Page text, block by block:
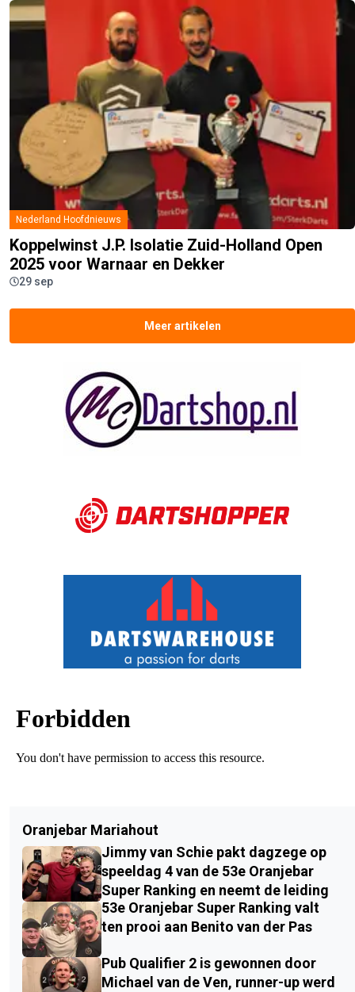
Nederland Hoofdnieuws
Koppelwinst J.P. Isolatie Zuid-Holland Open
2025 voor Warnaar en Dekker
29 sep
Meer artikelen
Oranjebar Mariahout
Jimmy van Schie pakt dagzege op
speeldag 4 van de 53e Oranjebar
Super Ranking en neemt de leiding
53e Oranjebar Super Ranking valt
ten prooi aan Benito van der Pas
Pub Qualifier 2 is gewonnen door
Michael van de Ven, runner-up werd